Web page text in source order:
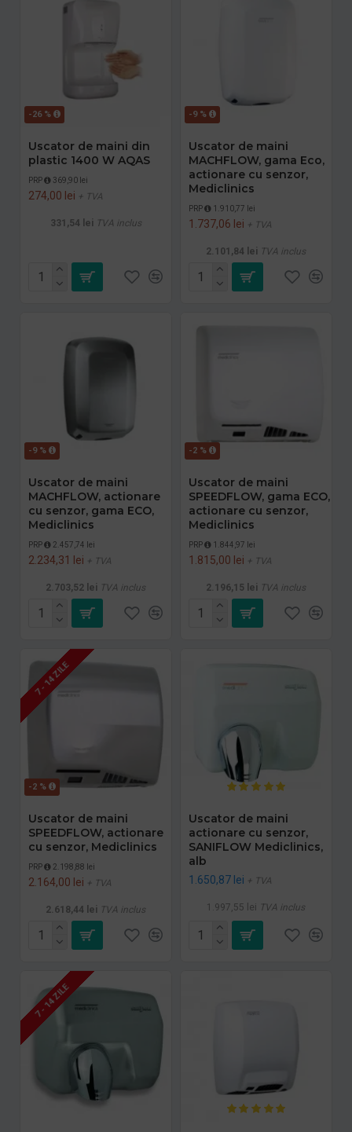
-26 %
Uscator de maini din
plastic 1400 W AQAS
PRP 369,90 lei
274,00 lei + TVA
331,54 lei TVA inclus
-9 %
Uscator de maini
MACHFLOW, gama Eco,
actionare cu senzor,
Mediclinics
PRP 1.910,77 lei
1.737,06 lei + TVA
2.101,84 lei TVA inclus
-9 %
Uscator de maini
MACHFLOW, actionare
cu senzor, gama ECO,
Mediclinics
PRP 2.457,74 lei
2.234,31 lei + TVA
2.703,52 lei TVA inclus
-2 %
Uscator de maini
SPEEDFLOW, gama ECO,
actionare cu senzor,
Mediclinics
PRP 1.844,97 lei
1.815,00 lei + TVA
2.196,15 lei TVA inclus
-2 %
7 - 14 ZILE
Uscator de maini
SPEEDFLOW, actionare
cu senzor, Mediclinics
PRP 2.198,88 lei
2.164,00 lei + TVA
2.618,44 lei TVA inclus
Uscator de maini
actionare cu senzor,
SANIFLOW Mediclinics,
alb
1.650,87 lei + TVA
1.997,55 lei TVA inclus
7 - 14 ZILE